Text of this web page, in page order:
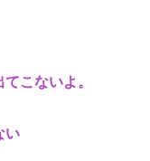
こないよ。
い